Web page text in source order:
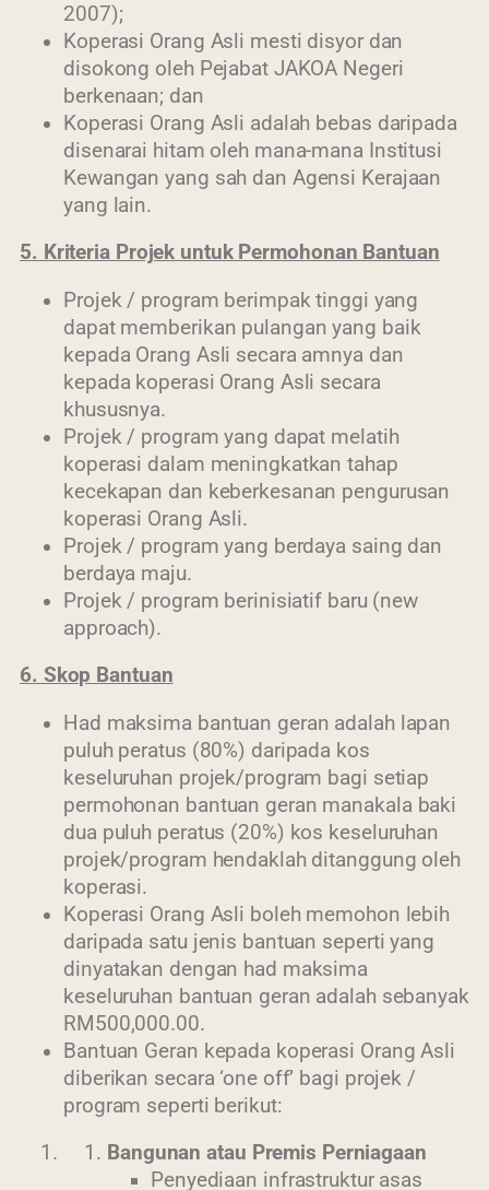
2007);
Koperasi Orang Asli mesti disyor dan
disokong oleh Pejabat JAKOA Negeri
berkenaan; dan
Koperasi Orang Asli adalah bebas daripada
disenarai hitam oleh mana-mana Institusi
Kewangan yang sah dan Agensi Kerajaan
yang lain.
5. Kriteria Projek untuk Permohonan Bantuan
Projek / program berimpak tinggi yang
dapat memberikan pulangan yang baik
kepada Orang Asli secara amnya dan
kepada koperasi Orang Asli secara
khususnya.
Projek / program yang dapat melatih
koperasi dalam meningkatkan tahap
kecekapan dan keberkesanan pengurusan
koperasi Orang Asli.
Projek / program yang berdaya saing dan
berdaya maju.
Projek / program berinisiatif baru (new
approach).
6. Skop Bantuan
Had maksima bantuan geran adalah lapan
puluh peratus (80%) daripada kos
keseluruhan projek/program bagi setiap
permohonan bantuan geran manakala baki
dua puluh peratus (20%) kos keseluruhan
projek/program hendaklah ditanggung oleh
koperasi.
Koperasi Orang Asli boleh memohon lebih
daripada satu jenis bantuan seperti yang
dinyatakan dengan had maksima
keseluruhan bantuan geran adalah sebanyak
RM500,000.00.
Bantuan Geran kepada koperasi Orang Asli
diberikan secara ‘one off’ bagi projek /
program seperti berikut:
Bangunan atau Premis Perniagaan
Penyediaan infrastruktur asas